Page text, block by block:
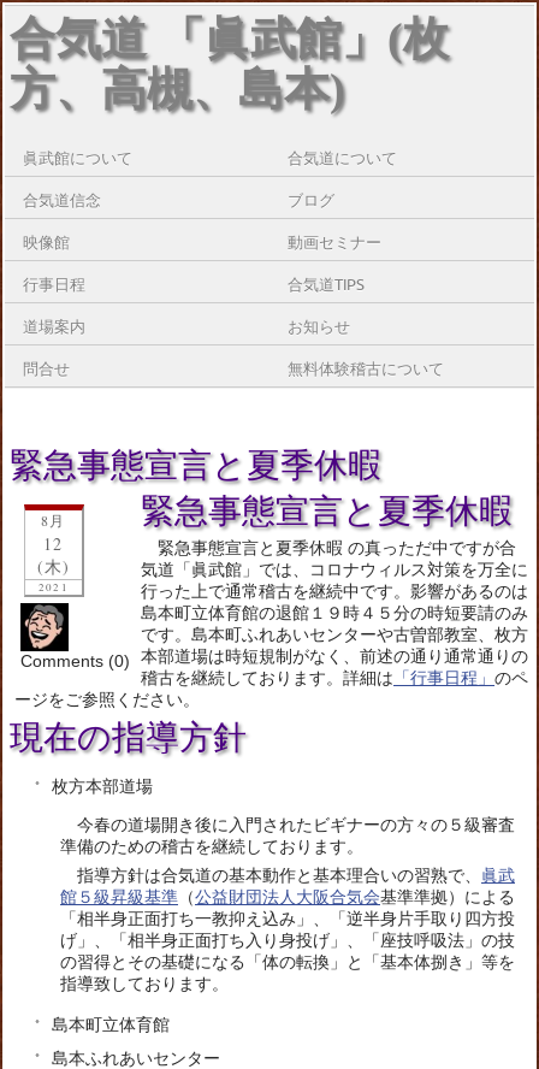
合気道 「眞武館」(枚
方、高槻、島本)
眞武館について 合気道について
合気道信念 ブログ
映像館 動画セミナー
行事日程 合気道TIPS
道場案内 お知らせ
問合せ 無料体験稽古について
緊急事態宣言と夏季休暇
8月
12
(木)
2021
Comments (0)
緊急事態宣言と夏季休暇
緊急事態宣言と夏季休暇 の真っただ中ですが合
気道「眞武館」では、コロナウィルス対策を万全に
行った上で通常稽古を継続中です。影響があるのは
島本町立体育館の退館１９時４５分の時短要請のみ
です。島本町ふれあいセンターや古曽部教室、枚方
本部道場は時短規制がなく、前述の通り通常通りの
稽古を継続しております。詳細は 「行事日程」 のペ
ージをご参照ください。
現在の指導方針
枚方本部道場
今春の道場開き後に入門されたビギナーの方々の５級審査
準備のための稽古を継続しております。
指導方針は合気道の基本動作と基本理合いの習熟で、 眞武
館５級昇級基準 （公益財団法人大阪合気会基準準拠）による
「相半身正面打ち一教抑え込み」、「逆半身片手取り四方投
げ」、「相半身正面打ち入り身投げ」、「座技呼吸法」の技
の習得とその基礎になる「体の転換」と「基本体捌き」等を
指導致しております。
島本町立体育館
島本ふれあいセンター